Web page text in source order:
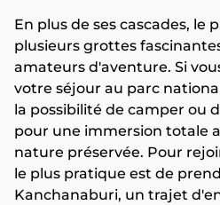
En plus de ses cascades, le
plusieurs grottes
amateurs d'aventure. Si
votre séjour au parc
la possibilité de camper ou
pour une immersion totale
nature préservée. Pour
le plus pratique est de
Kanchanaburi, un trajet